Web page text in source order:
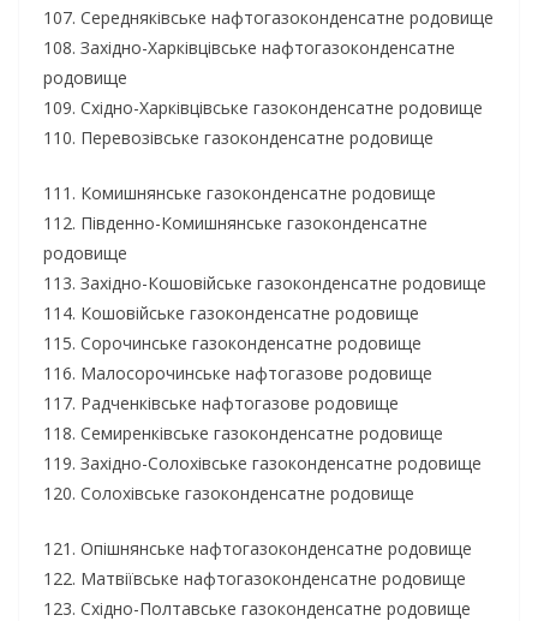
107. Середняківське нафтогазоконденсатне родовище
108. Західно-Харківцівське нафтогазоконденсатне
родовище
109. Східно-Харківцівське газоконденсатне родовище
110. Перевозівське газоконденсатне родовище
111. Комишнянське газоконденсатне родовище
112. Південно-Комишнянське газоконденсатне
родовище
113. Західно-Кошовійське газоконденсатне родовище
114. Кошовійське газоконденсатне родовище
115. Сорочинське газоконденсатне родовище
116. Малосорочинське нафтогазове родовище
117. Радченківське нафтогазове родовище
118. Семиренківське газоконденсатне родовище
119. Західно-Солохівське газоконденсатне родовище
120. Солохівське газоконденсатне родовище
121. Опішнянське нафтогазоконденсатне родовище
122. Матвіївське нафтогазоконденсатне родовище
123. Східно-Полтавське газоконденсатне родовище